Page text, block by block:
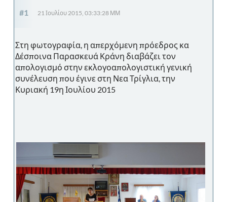
#1 21 Ιουλίου 2015, 03:33:28 ΜΜ
Στη φωτογραφία, η απερχόμενη πρόεδρος κα
Δέσποινα Παρασκευά Κράνη διαβάζει τον
απολογισμό στην εκλογοαπολογιστική γενική
συνέλευση που έγινε στη Νεα Τρίγλια, την
Κυριακή 19η Ιουλίου 2015